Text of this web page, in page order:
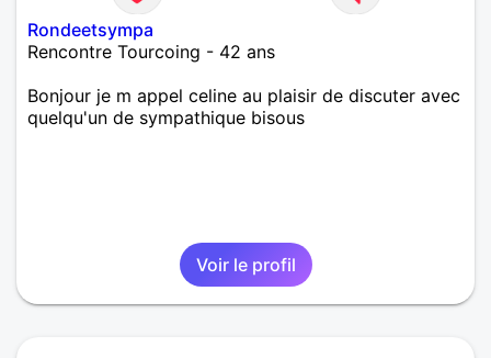
Rondeetsympa
Rencontre Tourcoing - 42 ans
Bonjour je m appel celine au plaisir de discuter avec
quelqu'un de sympathique bisous
Voir le profil